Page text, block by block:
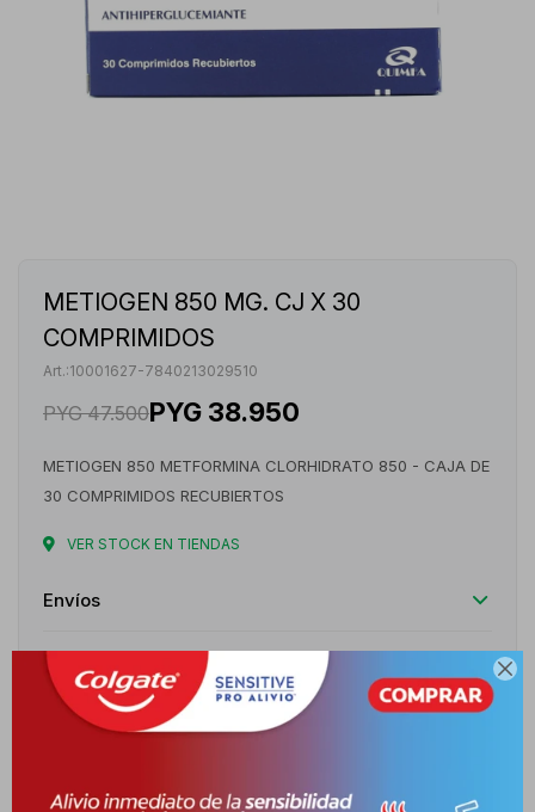

METIOGEN 850 MG. CJ X 30
COMPRIMIDOS
10001627-7840213029510
PYG 47.500PYG 38.950
METIOGEN 850 METFORMINA CLORHIDRATO 850 - CAJA DE
30 COMPRIMIDOS RECUBIERTOS
VER STOCK EN TIENDAS
Envíos
Cambios y Devoluciones
Medios de pago